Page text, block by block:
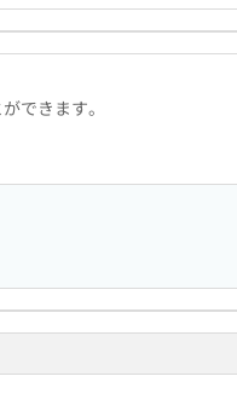
できます。